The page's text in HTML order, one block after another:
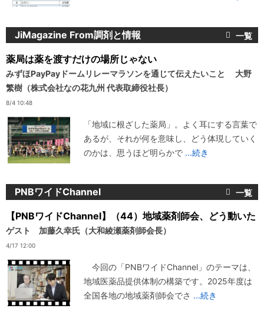
JiMagazine From調剤と情報
薬局は薬を渡すだけの場所じゃない
みずほPayPayドームリレーマラソンを通じて伝えたいこと 大野
繁樹（株式会社なの花九州 代表取締役社長）
8/4 10:48
「地域に根ざした薬局」。よく耳にする言葉で
あるが、それが何を意味し、どう体現していく
のかは、思うほど明らかで ...続き
PNBワイドChannel
【PNBワイドChannel】（44）地域薬剤師会、どう動いた
ゲスト 加藤久幸氏（大和綾瀬薬剤師会長）
4/17 12:00
今回の「PNBワイドChannel」のテーマは、
地域医薬品提供体制の構築です。2025年度は
全国各地の地域薬剤師会でさ ...続き